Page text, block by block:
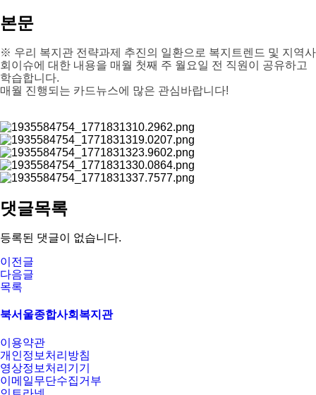
본문
※ 우리 복지관 전략과제 추진의 일환으로 복지트렌드 및 지역사
회이슈에 대한 내용을 매월 첫째 주 월요일 전 직원이 공유하고
학습합니다.
매월 진행되는 카드뉴스에 많은 관심바랍니다!
댓글목록
등록된 댓글이 없습니다.
이전글
다음글
목록
북서울종합사회복지관
이용약관
개인정보처리방침
영상정보처리기기
이메일무단수집거부